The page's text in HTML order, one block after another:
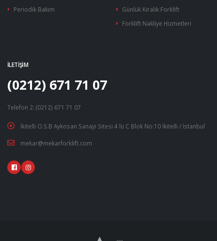
Periodik Bakım
Günlük Kiralık Forklift
Forklift Nakliye Hizmetleri
İLETIŞIM
(0212) 671 71 07
Telefon 2: (0212) 671 71 07
İkitelli O.S.B Aykosan Sanayi Sitesi 4 lü C Blok No:10 İkitelli / İstanbul
mekar@mekarforklift.com